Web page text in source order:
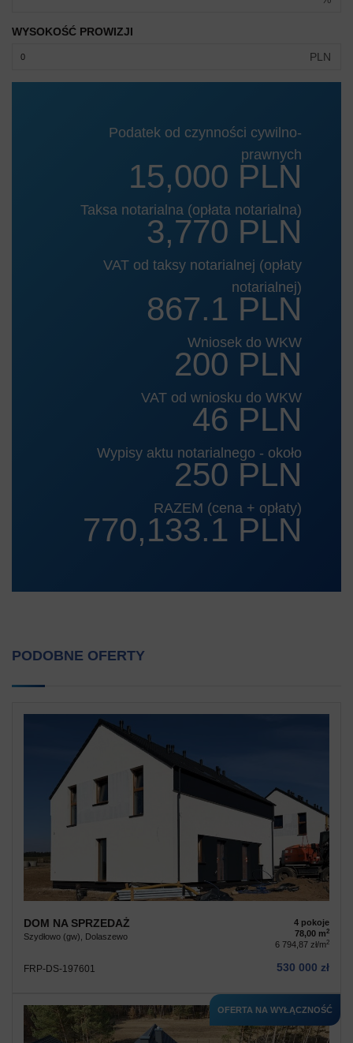
WYSOKOŚĆ PROWIZJI
PLN
Podatek od czynności cywilno-
prawnych
15,000 PLN
Taksa notarialna (opłata notarialna)
3,770 PLN
VAT od taksy notarialnej (opłaty
notarialnej)
867.1 PLN
Wniosek do WKW
200 PLN
VAT od wniosku do WKW
46 PLN
Wypisy aktu notarialnego - około
250 PLN
RAZEM (cena + opłaty)
770,133.1 PLN
PODOBNE OFERTY
DOM NA SPRZEDAŻ
Szydłowo (gw), Dolaszewo
4 pokoje
78,00 m2
6 794,87 zł/m2
FRP-DS-197601 530 000 zł
OFERTA NA WYŁĄCZNOŚĆ